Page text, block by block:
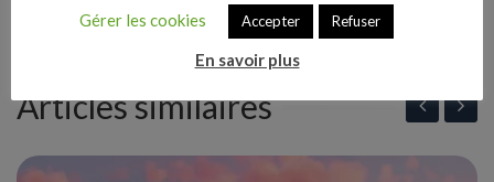
Publier mon avis
Articles similaires
Gérer les cookies
Accepter Refuser
En savoir plus